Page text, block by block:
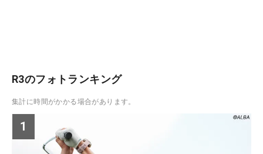
R3のフォトランキング
集計に時間がかかる場合があります。
1